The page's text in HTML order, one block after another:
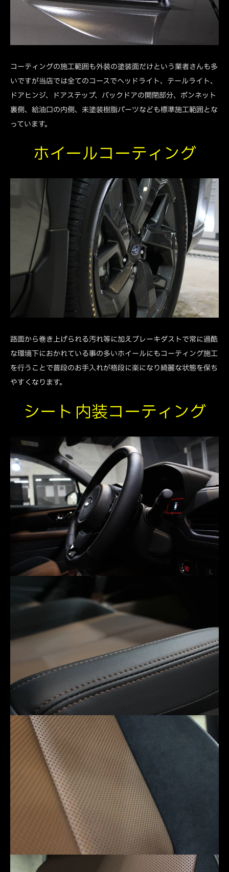
コーティングの施工範囲も外装の塗装面だけという業者さんも多
いですが当店では全てのコースでヘッドライト、テールライト、
ドアヒンジ、ドアステップ、バックドアの開閉部分、ボンネット
裏側、給油口の内側、未塗装樹脂パーツなども標準施工範囲とな
っています。
ホイールコーティング
路面から巻き上げられる汚れ等に加えブレーキダストで常に過酷
な環境下におかれている事の多いホイールにもコーティング施工
を行うことで普段のお手入れが格段に楽になり綺麗な状態を保ち
やすくなります。
シート 内装コーティング